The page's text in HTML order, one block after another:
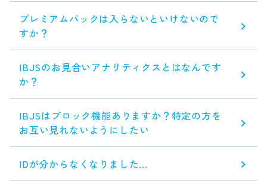
プレミアムパックは入らないといけないので
すか？
IBJSのお見合いアナリティクスとはなんです
か？
IBJSはブロック機能ありますか？特定の方を
お互い見れないようにしたい
IDが分からなくなりました…